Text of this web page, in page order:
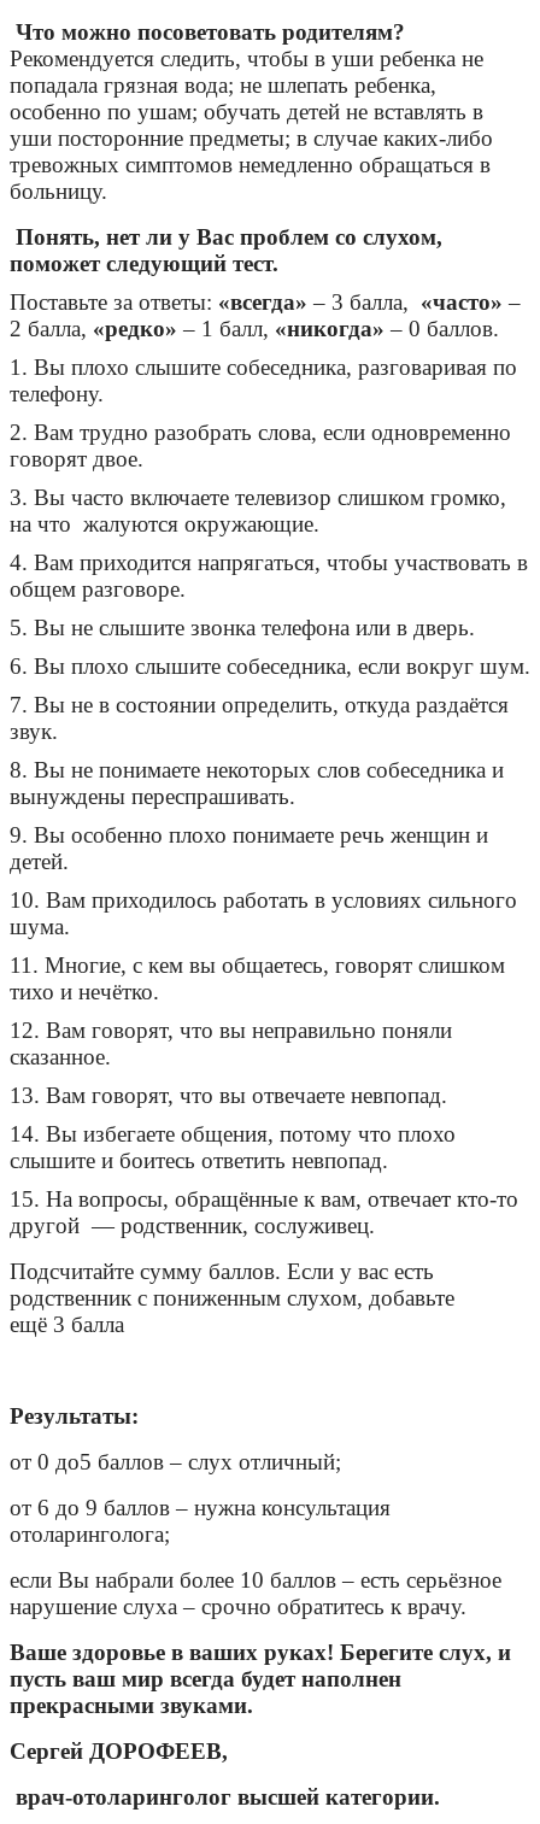
Что можно посоветовать родителям?
Рекомендуется следить, чтобы в уши ребенка не
попадала грязная вода; не шлепать ребенка,
особенно по ушам; обучать детей не вставлять в
уши посторонние предметы; в случае каких-либо
тревожных симптомов немедленно обращаться в
больницу.
Понять, нет ли у Вас проблем со слухом,
поможет следующий тест.
Поставьте за ответы: «всегда» – 3 балла, «часто» –
2 балла, «редко» – 1 балл, «никогда» – 0 баллов.
1. Вы плохо слышите собеседника, разговаривая по
телефону.
2. Вам трудно разобрать слова, если одновременно
говорят двое.
3. Вы часто включаете телевизор слишком громко,
на что жалуются окружающие.
4. Вам приходится напрягаться, чтобы участвовать в
общем разговоре.
5. Вы не слышите звонка телефона или в дверь.
6. Вы плохо слышите собеседника, если вокруг шум.
7. Вы не в состоянии определить, откуда раздаётся
звук.
8. Вы не понимаете некоторых слов собеседника и
вынуждены переспрашивать.
9. Вы особенно плохо понимаете речь женщин и
детей.
10. Вам приходилось работать в условиях сильного
шума.
11. Многие, с кем вы общаетесь, говорят слишком
тихо и нечётко.
12. Вам говорят, что вы неправильно поняли
сказанное.
13. Вам говорят, что вы отвечаете невпопад.
14. Вы избегаете общения, потому что плохо
слышите и боитесь ответить невпопад.
15. На вопросы, обращённые к вам, отвечает кто-то
другой — родственник, сослуживец.
Подсчитайте сумму баллов. Если у вас есть
родственник с пониженным слухом, добавьте
ещё 3 балла
Результаты:
от 0 до5 баллов – слух отличный;
от 6 до 9 баллов – нужна консультация
отоларинголога;
если Вы набрали более 10 баллов – есть серьёзное
нарушение слуха – срочно обратитесь к врачу.
Ваше здоровье в ваших руках! Берегите слух, и
пусть ваш мир всегда будет наполнен
прекрасными звуками.
Сергей ДОРОФЕЕВ,
врач-отоларинголог высшей категории.